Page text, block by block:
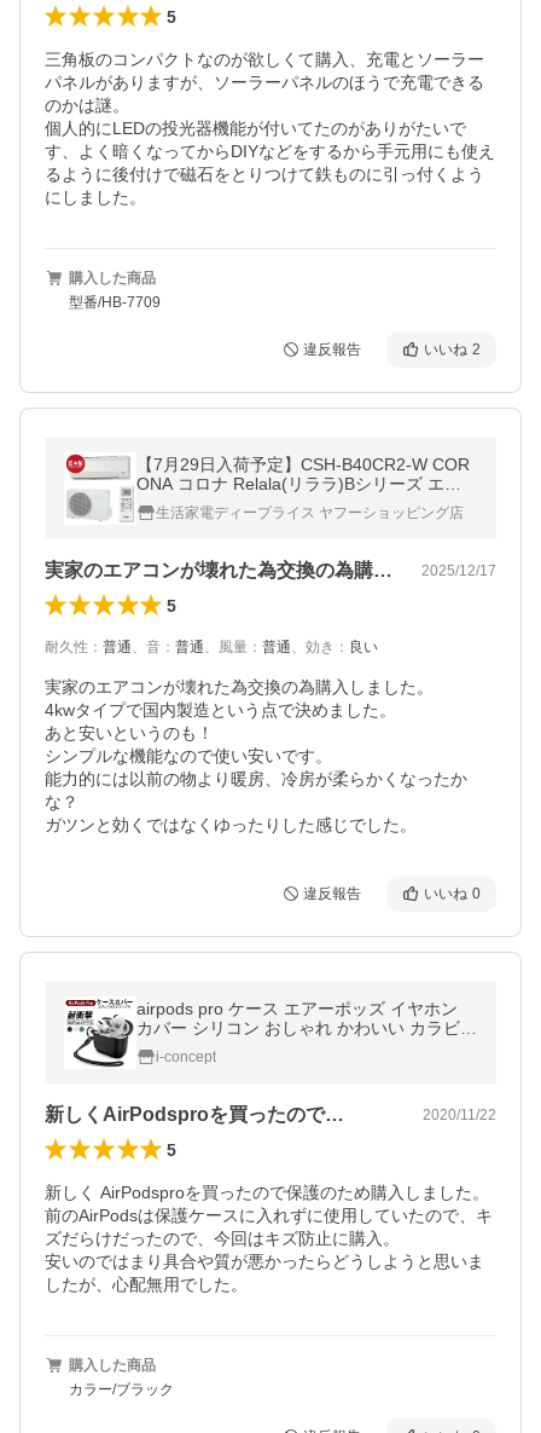
5
三角板のコンパクトなのが欲しくて購入、充電とソーラー
パネルがありますが、ソーラーパネルのほうで充電できる
のかは謎。
個人的にLEDの投光器機能が付いてたのがありがたいで
す、よく暗くなってからDIYなどをするから手元用にも使え
るように後付けで磁石をとりつけて鉄ものに引っ付くよう
にしました。
購入した商品
型番/HB-7709
違反報告 いいね 2
【7月29日入荷予定】CSH-B40CR2-W COR
ONA コロナ Relala(リララ)Bシリーズ エア
コン 4.0kW 単相200V 主に14畳用 日本製 ホ
ワイト 時間指定不可
生活家電ディープライス ヤフーショッピング店
実家のエアコンが壊れた為交換の為購入し… 2025/12/17
5
耐久性 ： 普通、 音 ： 普通、 風量 ： 普通、 効き ： 良い
実家のエアコンが壊れた為交換の為購入しました。
4kwタイプで国内製造という点で決めました。
あと安いというのも！
シンプルな機能なので使い安いです。
能力的には以前の物より暖房、冷房が柔らかくなったか
な？
ガツンと効くではなくゆったりした感じでした。
違反報告 いいね 0
airpods pro ケース エアーポッズ イヤホン
カバー シリコン おしゃれ かわいい カラビナ
付き キズ防止 耐衝撃 前面保護 紛失防止 202
1年最新版 送料無料
i-concept
新しくAirPodsproを買ったので… 2020/11/22
5
新しく AirPodsproを買ったので保護のため購入しました。
前のAirPodsは保護ケースに入れずに使用していたので、キ
ズだらけだったので、今回はキズ防止に購入。
安いのではまり具合や質が悪かったらどうしようと思いま
したが、心配無用でした。
購入した商品
カラー/ブラック